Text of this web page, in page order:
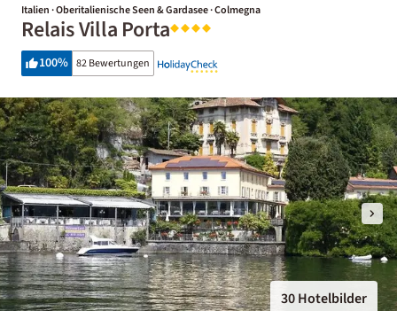
Italien · Oberitalienische Seen & Gardasee · Colmegna
Relais Villa Porta
100% 82 Bewertungen
30 Hotelbilder